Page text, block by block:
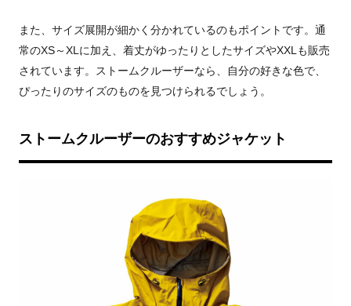
また、サイズ展開が細かく分かれているのもポイントです。通
常のXS～XLに加え、着丈がゆったりとしたサイズやXXLも販売
されています。ストームクルーザーなら、自分の好きな色で、
ぴったりのサイズのものを見つけられるでしょう。
ストームクルーザーのおすすめジャケット